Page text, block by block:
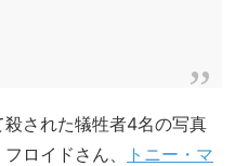
された犠牲者4名の写真
ロイドさん、
トニー・マ